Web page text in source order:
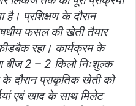
है। प्रशिक्षण के दौरान
फसल की खेती तैयार
रहा। कार्यक्रम के
बीज 2 – 2 किलो निःशुल्क
के दौरान प्राकृतिक खेती को
एवं खाद के साथ मिलेट